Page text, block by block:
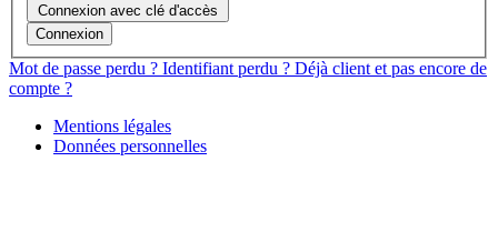
Connexion avec clé d'accès
Connexion
Mot de passe perdu ? Identifiant perdu ? Déjà client et pas encore de
compte ?
Mentions légales
Données personnelles